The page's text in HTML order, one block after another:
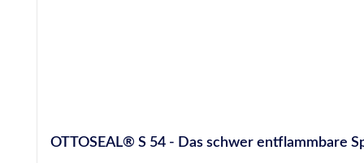
OTTOSEAL® S 54 - Das schwer entflammbare